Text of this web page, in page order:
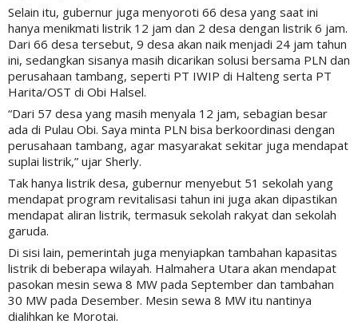
Selain itu, gubernur juga menyoroti 66 desa yang saat ini
hanya menikmati listrik 12 jam dan 2 desa dengan listrik 6 jam.
Dari 66 desa tersebut, 9 desa akan naik menjadi 24 jam tahun
ini, sedangkan sisanya masih dicarikan solusi bersama PLN dan
perusahaan tambang, seperti PT IWIP di Halteng serta PT
Harita/OST di Obi Halsel.
“Dari 57 desa yang masih menyala 12 jam, sebagian besar
ada di Pulau Obi. Saya minta PLN bisa berkoordinasi dengan
perusahaan tambang, agar masyarakat sekitar juga mendapat
suplai listrik,” ujar Sherly.
Tak hanya listrik desa, gubernur menyebut 51 sekolah yang
mendapat program revitalisasi tahun ini juga akan dipastikan
mendapat aliran listrik, termasuk sekolah rakyat dan sekolah
garuda.
Di sisi lain, pemerintah juga menyiapkan tambahan kapasitas
listrik di beberapa wilayah. Halmahera Utara akan mendapat
pasokan mesin sewa 8 MW pada September dan tambahan
30 MW pada Desember. Mesin sewa 8 MW itu nantinya
dialihkan ke Morotai.